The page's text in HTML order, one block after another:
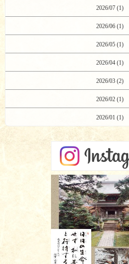
2026/07 (1)
2026/06 (1)
2026/05 (1)
2026/04 (1)
2026/03 (2)
2026/02 (1)
2026/01 (1)